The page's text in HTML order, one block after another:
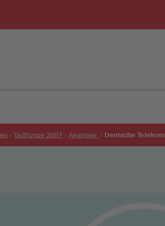
Tarifrunde 2007 Analysen Deutsche Telekom